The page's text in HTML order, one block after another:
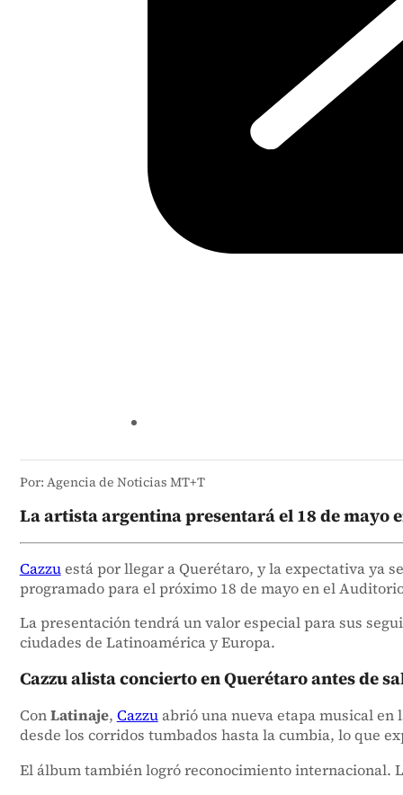
Por: Agencia de Noticias MT+T
La artista argentina presentará el 18 de mayo
Cazzuestá por llegar a Querétaro, y la expectativa ya
programado para el próximo 18 de mayo en el
La presentación tendrá un valor especial para sus
ciudades de Latinoamérica y Europa.
Cazzu alista concierto en Querétaro antes de
ConLatinaje, Cazzuabrió una nueva etapa musical en
desde los corridos tumbados hasta la cumbia, lo que
El álbum también logró reconocimiento internacional.